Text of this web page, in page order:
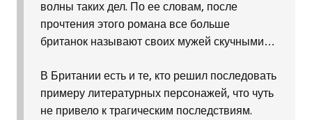
волны таких дел. По ее словам, после
прочтения этого романа все больше
британок называют своих мужей скучными…
В Британии есть и те, кто решил последовать
примеру литературных персонажей, что чуть
не привело к трагическим последствиям.